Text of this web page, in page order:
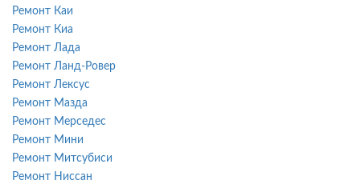
Ремонт Каи
Ремонт Киа
Ремонт Лада
Ремонт Ланд-Ровер
Ремонт Лексус
Ремонт Мазда
Ремонт Мерседес
Ремонт Мини
Ремонт Митсубиси
Ремонт Ниссан